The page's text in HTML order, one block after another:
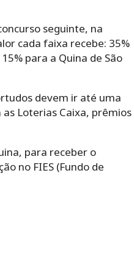
seguinte, na
cada faixa recebe: 35%
para a Quina de São
devem ir até uma
Loterias Caixa, prêmios
para receber o
no FIES (Fundo de